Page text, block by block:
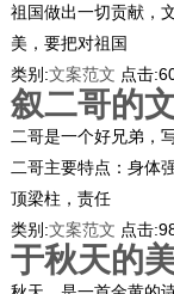
祖国做出一切贡献，
美，要把对祖国
类别:文案范文 点击:
叙二哥的
二哥是一个好兄弟，
二哥主要特点：身体
顶梁柱，责任
类别:文案范文 点击:
于秋天的